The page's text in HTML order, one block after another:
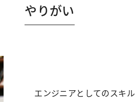
やりがい
エンジニアとしてのスキ